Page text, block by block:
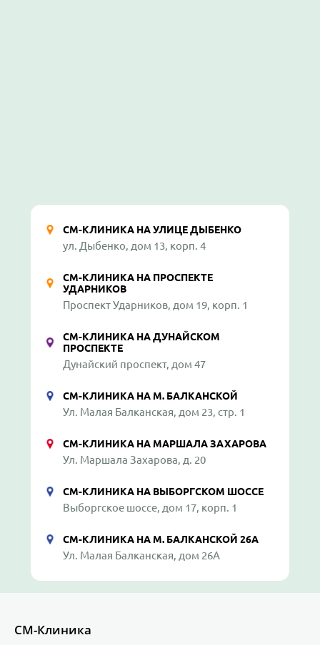
СМ-КЛИНИКА НА УЛИЦЕ ДЫБЕНКО
ул. Дыбенко, дом 13, корп. 4
СМ-КЛИНИКА НА ПРОСПЕКТЕ
УДАРНИКОВ
Проспект Ударников, дом 19, корп. 1
СМ-КЛИНИКА НА ДУНАЙСКОМ
ПРОСПЕКТЕ
Дунайский проспект, дом 47
СМ-КЛИНИКА НА М. БАЛКАНСКОЙ
Ул. Малая Балканская, дом 23, стр. 1
СМ-КЛИНИКА НА МАРШАЛА ЗАХАРОВА
Ул. Маршала Захарова, д. 20
СМ-КЛИНИКА НА ВЫБОРГСКОМ ШОССЕ
Выборгское шоссе, дом 17, корп. 1
СМ-КЛИНИКА НА М. БАЛКАНСКОЙ 26А
Ул. Малая Балканская, дом 26А
СМ-Клиника